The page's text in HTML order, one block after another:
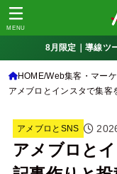
MENU
8月限定｜導線ツ
HOME Web集客・マー
アメブロとインスタで集客
アメブロとSNS
アメブロと